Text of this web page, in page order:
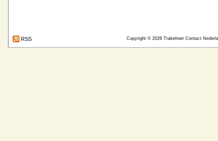
Copyright © 2026 Trakehner Contact
RSS